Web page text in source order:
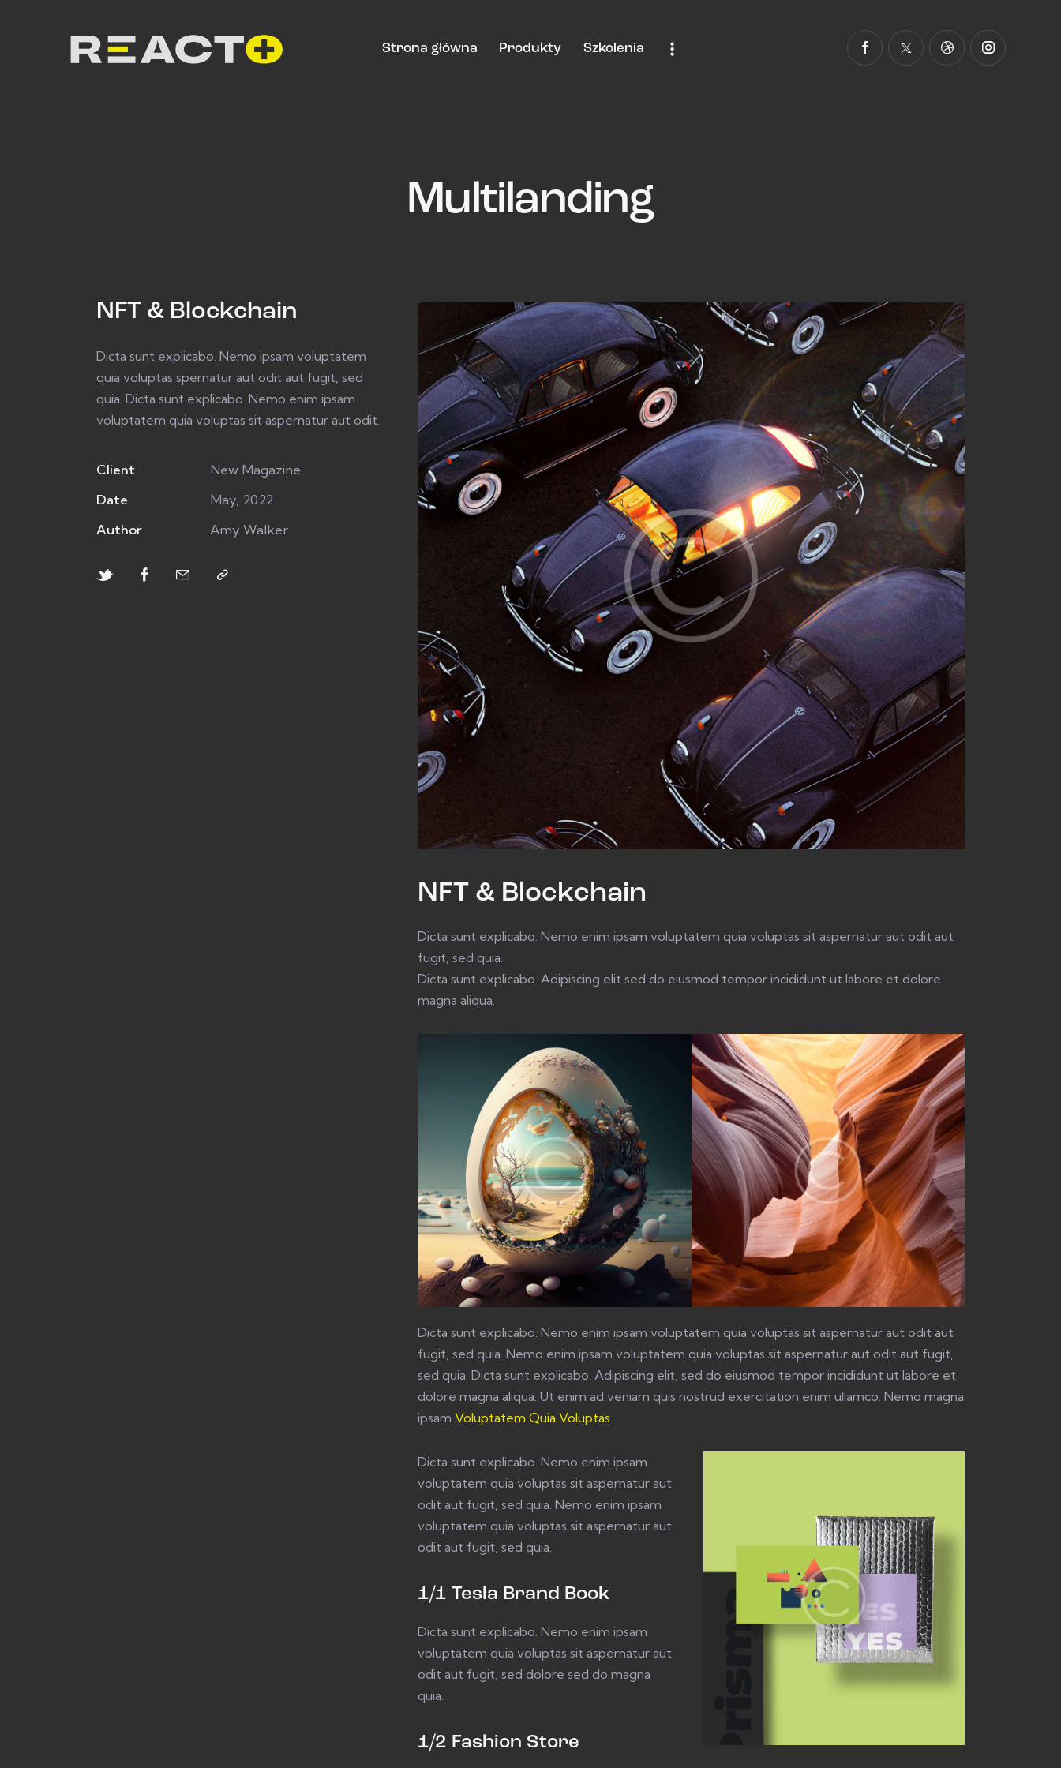
Strona główna Produkty Szkolenia
Multilanding
NFT & Blockchain
Dicta sunt explicabo. Nemo ipsam voluptatem
quia voluptas spernatur aut odit aut fugit, sed
quia. Dicta sunt explicabo. Nemo enim ipsam
voluptatem quia voluptas sit aspernatur aut odit.
Client
New Magazine
Date
May, 2022
Author
Amy Walker
NFT & Blockchain
Dicta sunt explicabo. Nemo enim ipsam voluptatem quia voluptas sit aspernatur aut odit aut
fugit, sed quia.
Dicta sunt explicabo. Adipiscing elit sed do eiusmod tempor incididunt ut labore et dolore
magna aliqua.
Dicta sunt explicabo. Nemo enim ipsam voluptatem quia voluptas sit aspernatur aut odit aut
fugit, sed quia. Nemo enim ipsam voluptatem quia voluptas sit aspernatur aut odit aut fugit,
sed quia. Dicta sunt explicabo. Adipiscing elit, sed do eiusmod tempor incididunt ut labore et
dolore magna aliqua. Ut enim ad veniam quis nostrud exercitation enim ullamco. Nemo magna
ipsam Voluptatem Quia Voluptas.
Dicta sunt explicabo. Nemo enim ipsam
voluptatem quia voluptas sit aspernatur aut
odit aut fugit, sed quia. Nemo enim ipsam
voluptatem quia voluptas sit aspernatur aut
odit aut fugit, sed quia.
1/1 Tesla Brand Book
Dicta sunt explicabo. Nemo enim ipsam
voluptatem quia voluptas sit aspernatur aut
odit aut fugit, sed dolore sed do magna
quia.
1/2 Fashion Store